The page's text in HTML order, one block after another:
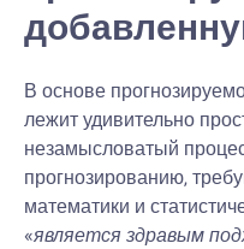
В основе
лежит удивительно
незамысловатый
прогнозированию,
математики и
«является здравым